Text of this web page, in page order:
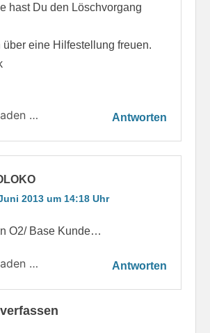
hast Du den Löschvorgang
über eine Hilfestellung freuen.
… Antworten
2013 um 14:18 Uhr
O2/ Base Kunde…
… Antworten